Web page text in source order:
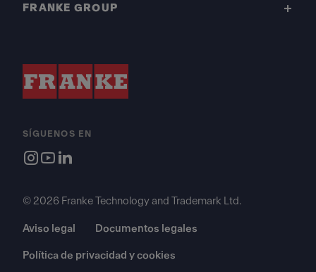
FRANKE GROUP
SÍGUENOS EN
© 2026 Franke Technology and Trademark Ltd.
Aviso legal Documentos legales
Política de privacidad y cookies